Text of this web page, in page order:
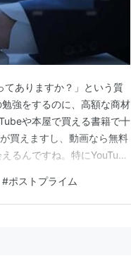
てありますか？」という質
強をするのに、高額な商材
や本屋で買える書籍で十
買えますし、動画なら無料
るんですね。特にYouTube
コストをかける必要はあり
#ポストプライム